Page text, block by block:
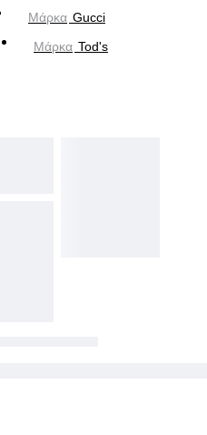
Μάρκα Gucci
Μάρκα Tod's